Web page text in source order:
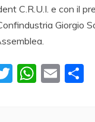
C.R.U.I. e con il
Giorgio
T
W E